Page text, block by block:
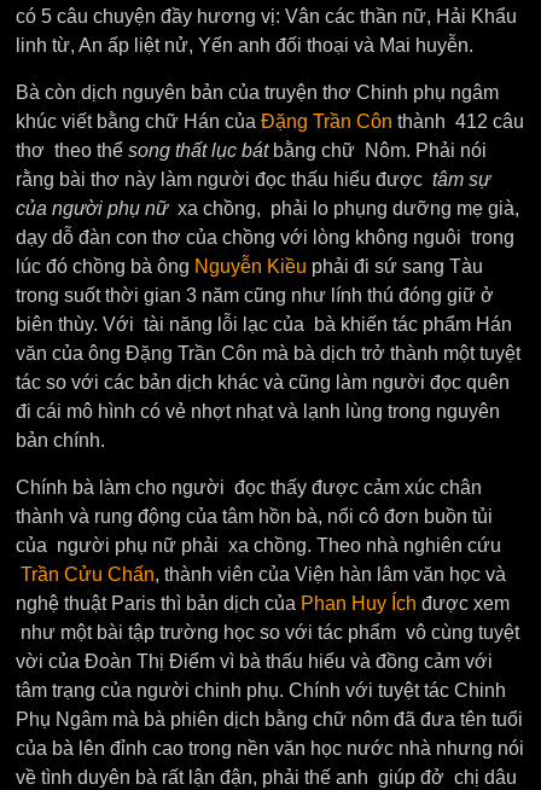
có 5 câu chuyện đầy hương vị: Vân các thần nữ, Hải Khẩu
linh từ, An ấp liệt nử, Yến anh đối thoại và Mai huyễn.
Bà còn dịch nguyên bản của truyện thơ Chinh phụ ngâm
khúc viết bằng chữ Hán củaĐặng Trần Côn thành 412 câu
thơ theo thểsong thất lục bátbằng chữ Nôm. Phải nói
rằng bài thơ này làm người đọc thấu hiểu đượctâm sự
của người phụ nữxa chồng, phải lo phụng dưỡng mẹ già,
dạy dỗ đàn con thơ của chồng với lòng không nguôi trong
lúc đó chồng bà ông Nguyễn Kiều phải đi sứ sang Tàu
trong suốt thời gian 3 năm cũng như lính thú đóng giữ ở
biên thùy.Với tài năng lỗi lạc của bà khiến tác phẩm Hán
văn của ông Đặng Trần Côn mà bà dịch trở thành một tuyệt
tác so với các bản dịch khác và cũng làm người đọc quên
đi cái mô hình có vẻ nhợt nhạt và lạnh lùng trong nguyên
bản chính.
Chính bà làm cho người đọc thấy được cảm xúc chân
thành và rung động của tâm hồn bà, nổi cô đơn buồn tủi
của người phụ nữ phải xa chồng. Theo nhà nghiên cứu
Trần Cửu Chấn, thành viên của Viện hàn lâm văn học và
nghệ thuật Paris thì bản dịch của Phan Huy Ích được xem
như một bài tập trường học so với tác phẩm vô cùng tuyệt
vời của Đoàn Thị Điểm vì bà thấu hiểu và đồng cảm với
tâm trạng của người chinh phụ. Chính với tuyệt tác Chinh
Phụ Ngâm mà bà phiên dịch bằng chữ nôm đã đưa tên tuổi
của bà lên đỉnh cao trong nền văn học nước nhà nhưng nói
về tình duyên bà rất lận đận, phải thế anh giúp đở chị dâu